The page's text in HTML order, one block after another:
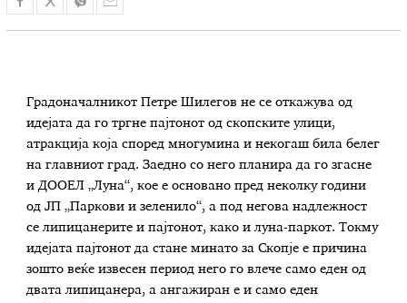
Градоначалникот Петре Шилегов не се откажува од
идејата да го тргне пајтонот од скопските улици,
атракција која според многумина и некогаш била белег
на главниот град. Заедно со него планира да го згасне
и ДООЕЛ „Луна“, кое е основано пред неколку години
од ЈП „Паркови и зеленило“, а под негова надлежност
се липицанерите и пајтонот, како и луна-паркот. Токму
идејата пајтонот да стане минато за Скопје е причина
зошто веќе извесен период него го влече само еден од
двата липицанера, а ангажиран е и само еден